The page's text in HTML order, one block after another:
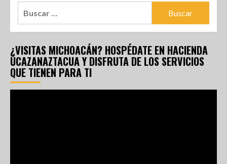
¿VISITAS MICHOACÁN? HOSPÉDATE EN HACIENDA
UCAZANAZTACUA Y DISFRUTA DE LOS SERVICIOS
QUE TIENEN PARA TI